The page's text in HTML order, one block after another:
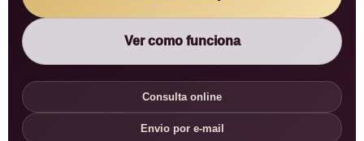
Ver como funciona
Consulta online
Envio por e-mail